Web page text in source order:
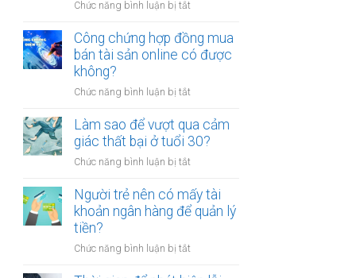
làm?
ổn
để
kinh
Chức năng bình luận bị tắt
sao
nhiều
chọn
chậm?
Công chứng hợp đồng mua
bán tài sản online có được
không?
Chức năng bình luận bị tắt
chứng
hợp
mua
tài
sản
không?
Làm sao để vượt qua cảm
giác thất bại ở tuổi 30?
Chức năng bình luận bị tắt
sao
để
vượt
cảm
Người trẻ nên có mấy tài
khoản ngân hàng để quản lý
tiền?
Chức năng bình luận bị tắt